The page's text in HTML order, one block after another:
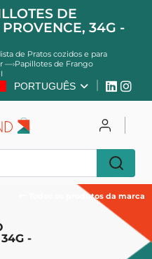
DE
34G -
de Pratos cozidos e para
—›Papillotes de Frango
PORTUGUÊS
-
Todos os produtos da marca
Entrar